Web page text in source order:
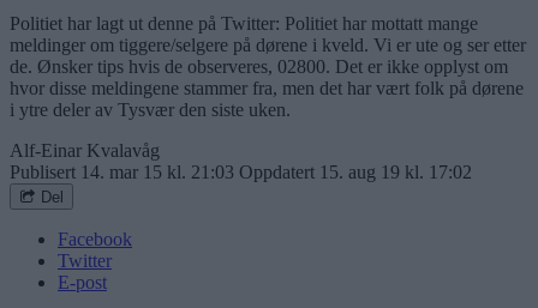
Politiet har lagt ut denne på Twitter: Politiet har mottatt mange
meldinger om tiggere/selgere på dørene i kveld. Vi er ute og ser etter
de. Ønsker tips hvis de observeres, 02800. Det er ikke opplyst om
hvor disse meldingene stammer fra, men det har vært folk på dørene
i ytre deler av Tysvær den siste uken.
Alf-Einar Kvalavåg
Publisert 14. mar 15 kl. 21:03 Oppdatert 15. aug 19 kl. 17:02
Del
Facebook
Twitter
E-post